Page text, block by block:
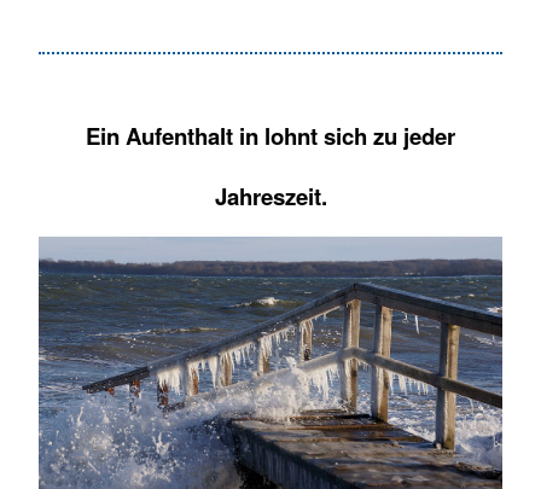
Ein Aufenthalt in lohnt sich zu jeder
Jahreszeit.